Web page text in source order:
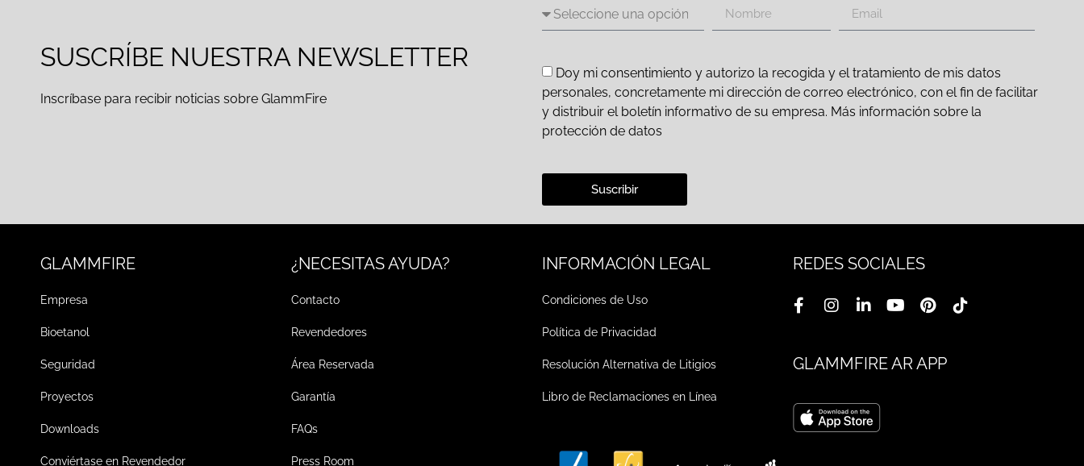
SUSCRÍBE NUESTRA NEWSLETTER
Inscríbase para recibir noticias sobre GlammFire
Doy mi consentimiento y autorizo la recogida y el tratamiento de mis datos
personales, concretamente mi dirección de correo electrónico, con el fin de facilitar
y distribuir el boletín informativo de su empresa. Más información sobre la
protección de datos
Suscribir
GLAMMFIRE
Empresa
Bioetanol
Seguridad
Proyectos
Downloads
Conviértase en Revendedor
¿NECESITAS AYUDA?
Contacto
Revendedores
Área Reservada
Garantía
FAQs
Press Room
INFORMACIÓN LEGAL
Condiciones de Uso
Política de Privacidad
Resolución Alternativa de Litigios
Libro de Reclamaciones en Línea
REDES SOCIALES
GLAMMFIRE AR APP